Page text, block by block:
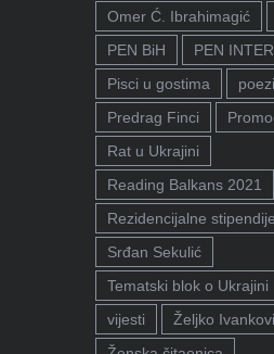
Omer Ć. Ibrahimagić
PEN BiH
PEN
Pisci u gostima
Predrag Finci
Rat u Ukrajini
Reading Balkans 2021
Rezidencijalne stipendije
Srđan Sekulić
Tematski blok o Ukrajini
vijesti
Željko